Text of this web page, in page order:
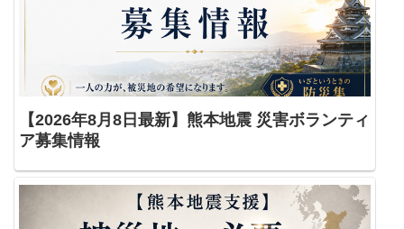
【2026年8月8日最新】熊本地震 災害ボランティ
ア募集情報